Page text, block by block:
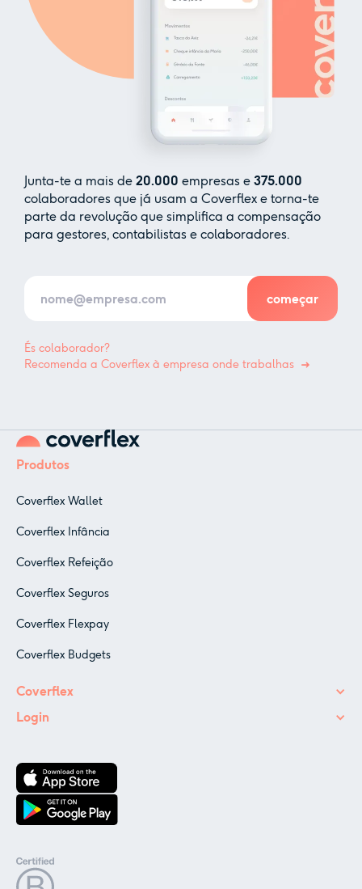
Junta-te a mais de 20.000 empresas e 375.000
colaboradores que já usam a Coverflex e torna-te
parte da revolução que simplifica a compensação
para gestores, contabilistas e colaboradores.
És colaborador?
Recomenda a Coverflex à empresa onde trabalhas
Produtos
Coverflex Wallet
Coverflex Infância
Coverflex Refeição
Coverflex Seguros
Coverflex Flexpay
Coverflex Budgets
Coverflex
Login